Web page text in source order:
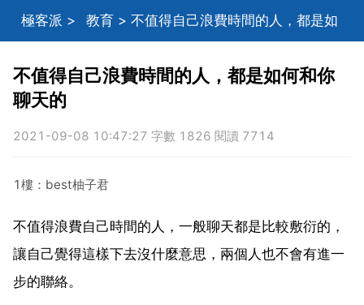
極客派 > 教育 > 不值得自己浪費時間的人，都是如
不值得自己浪費時間的人，都是如何和你
聊天的
2021-09-08 10:47:27 字數 1826 閱讀 7714
1樓：best柚子君
不值得浪費自己時間的人，一般聊天都是比較敷衍的，
讓自己覺得這樣下去沒什麼意思，兩個人也不會有進一
步的聯絡。